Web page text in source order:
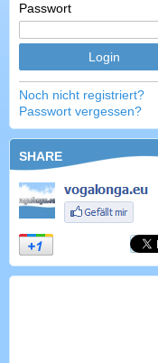
Passwort
Noch nicht registriert?
Passwort vergessen?
SHARE